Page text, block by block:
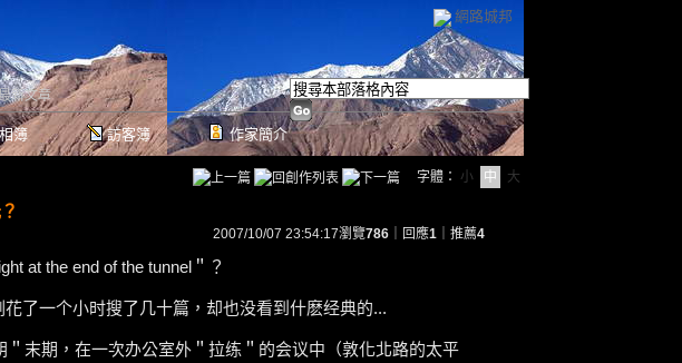
網路城邦
簿 訪客簿 作家簡介
新文章
字體： 小 中 大
2007/10/07 23:54:17瀏覽786 ｜回應1 ｜推薦4
at the end of the tunnel＂？
花了一个小时搜了几十篇，却也没看到什麽经典的...
＂末期，在一次办公室外＂拉练＂的会议中（敦化北路的太平